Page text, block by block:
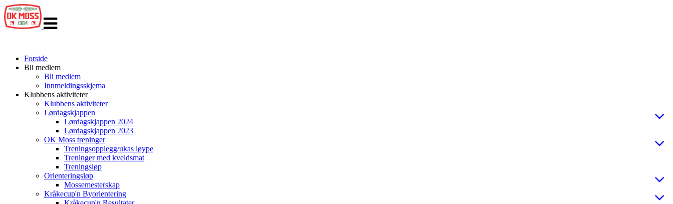
navigasjon
Forside
Bli medlem
Bli medlem
Innmeldingsskjema
Klubbens aktiviteter
Klubbens aktiviteter
Lørdagskjappen
Lørdagskjappen 2024
Lørdagskjappen 2023
OK Moss treninger
Treningsopplegg/ukas løype
Treninger med kveldsmat
Treningsløp
Orienteringsløp
Mossemesterskap
Kråkecup'n Byorientering